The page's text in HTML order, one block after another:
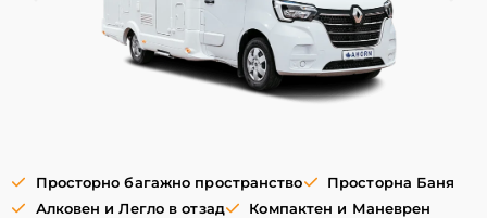
Просторно багажно пространство
Просторна Баня
Алковен и Легло в отзад
Компактен и Маневрен